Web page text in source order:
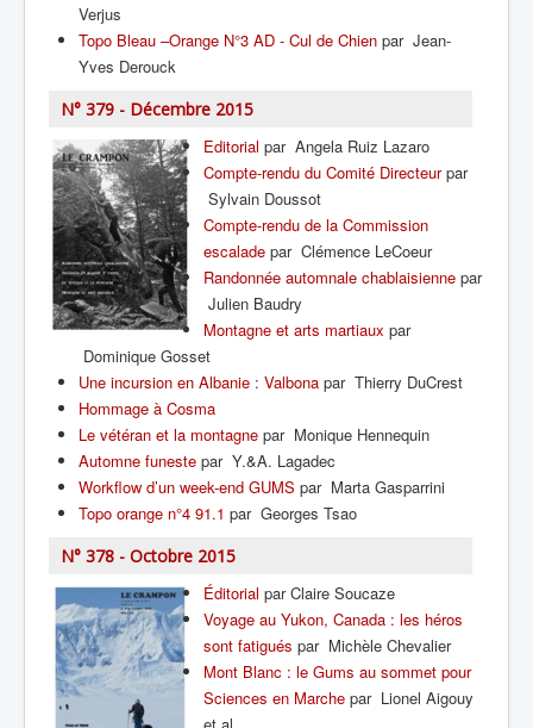
Verjus
Topo Bleau –Orange N°3 AD - Cul de Chien par Jean-
Yves Derouck
N° 379 - Décembre 2015
Editorial par Angela Ruiz Lazaro
Compte-rendu du Comité Directeurpar
Sylvain Doussot
Compte-rendu de la Commission
escalade par Clémence LeCoeur
Randonnée automnale chablaisienne par
Julien Baudry
Montagne et arts martiaux par
Dominique Gosset
Une incursion en Albanie : Valbona par Thierry DuCrest
Hommage à Cosma
Le vétéran et la montagne par Monique Hennequin
Automne funeste par Y.&A. Lagadec
Workflow d’un week-end GUMS par Marta Gasparrini
Topo orange n°4 91.1 par Georges Tsao
N° 378 - Octobre 2015
Éditorial par Claire Soucaze
Voyage au Yukon, Canada : les héros
sont fatigués par Michèle Chevalier
Mont Blanc : le Gums au sommet pour
Sciences en Marche par Lionel Aigouy
et al